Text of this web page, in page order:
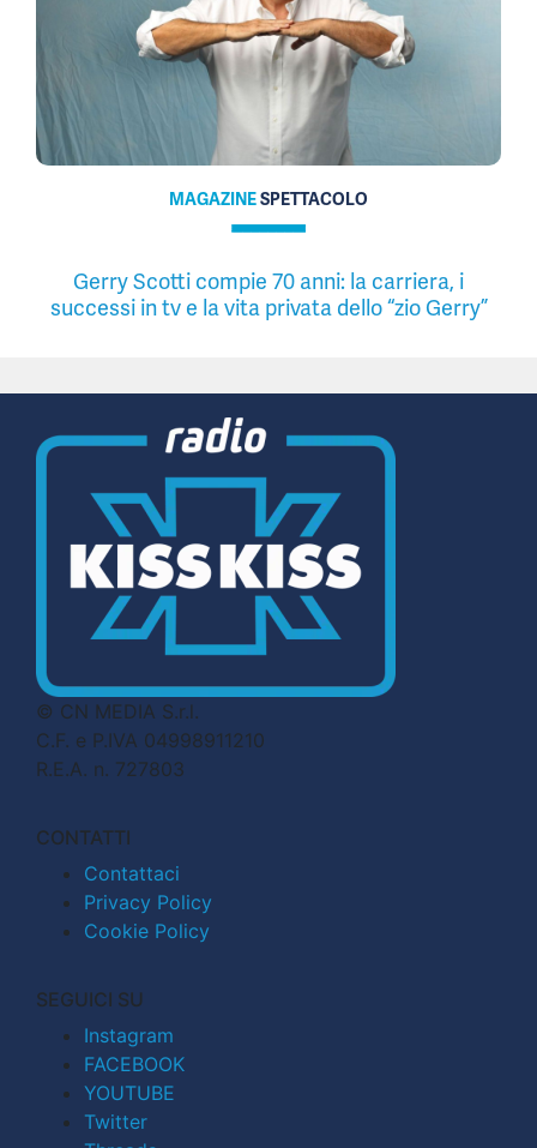
MAGAZINESPETTACOLO
Gerry Scotti compie 70 anni: la carriera, i
successi in tv e la vita privata dello “zio Gerry”
© CN MEDIA S.r.l.
C.F. e P.IVA 04998911210
R.E.A. n. 727803
CONTATTI
Contattaci
Privacy Policy
Cookie Policy
SEGUICI SU
Instagram
FACEBOOK
YOUTUBE
Twitter